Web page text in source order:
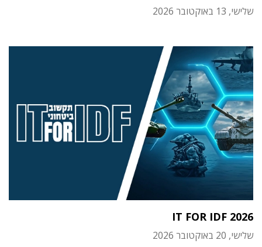
שלישי, 13 באוקטובר 2026
IT FOR IDF 2026
שלישי, 20 באוקטובר 2026